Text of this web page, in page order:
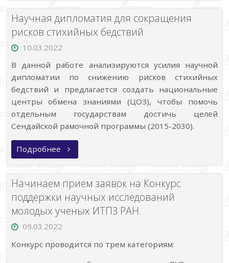
Научная дипломатия для сокращения
рисков стихийных бедствий
10.03.2022
В данной работе анализируются усилия научной
дипломатии по снижению рисков стихийных
бедствий и предлагается создать национальные
центры обмена знаниями (ЦОЗ), чтобы помочь
отдельным государствам достичь целей
Сендайской рамочной программы (2015-2030).
Подробнее «Научная
дипломатия
для
сокращения
рисков
стихийных
бедствий»
Начинаем прием заявок на Конкурс
поддержки научных исследований
молодых ученых ИТПЗ РАН.
09.03.2022
Конкурс проводится по трем категориям: